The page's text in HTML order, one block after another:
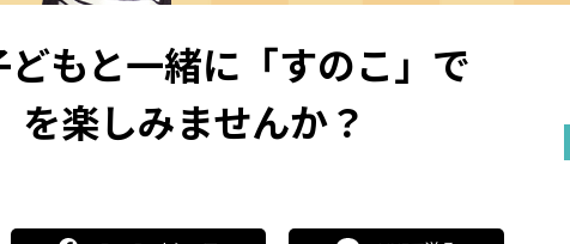
もと一緒に「すのこ」で
を楽しみませんか？